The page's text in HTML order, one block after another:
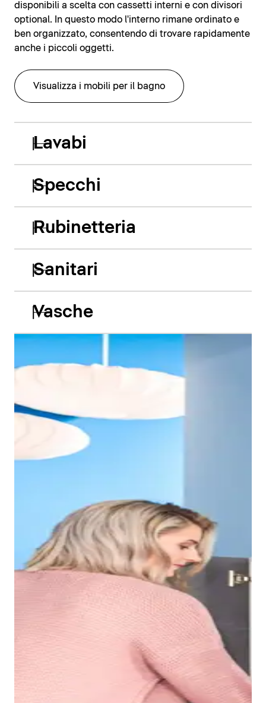
disponibili a scelta con cassetti interni e con divisori
optional. In questo modo l'interno rimane ordinato e
ben organizzato, consentendo di trovare rapidamente
anche i piccoli oggetti.
Visualizza i mobili per il bagno
Lavabi
Grazie al bordo sottile del lavabo Duravit No.1, si
ottiene un bacino interno spazioso, nel quale è
possibile, ad esempio, lavarsi i capelli senza problemi.
Specchi
Rubinetteria
Sanitari
Vasche